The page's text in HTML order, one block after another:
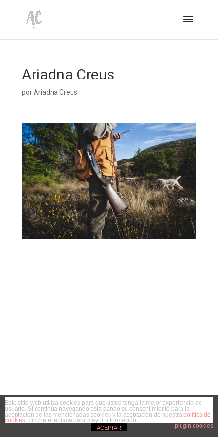
Ariadna Creus
porAriadna Creus
Este sitio web utiliza cookies para que usted tenga la mejor experiencia de
usuario. Si continúa navegando está dando su consentimiento para la
aceptación de las mencionadas cookies y la aceptación de nuestra política de
cookies, pinche el enlace para mayor información.
plugin cookies
ACEPTAR